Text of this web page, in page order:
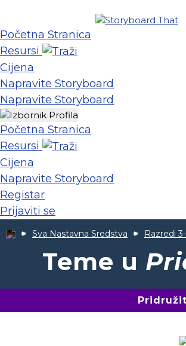
Početna Stranica
Resursi
Cijena
Napravite Storyboard
Napravite Storyboard
Početna Stranica
Resursi
Cijena
Napravite Storyboard
Registar
Prijaviti se
Sva Nastavna Sredstva Razredi
Teme u